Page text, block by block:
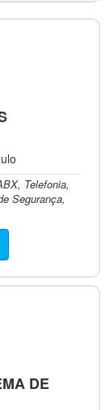
Telefonia,
Segurança,
DE